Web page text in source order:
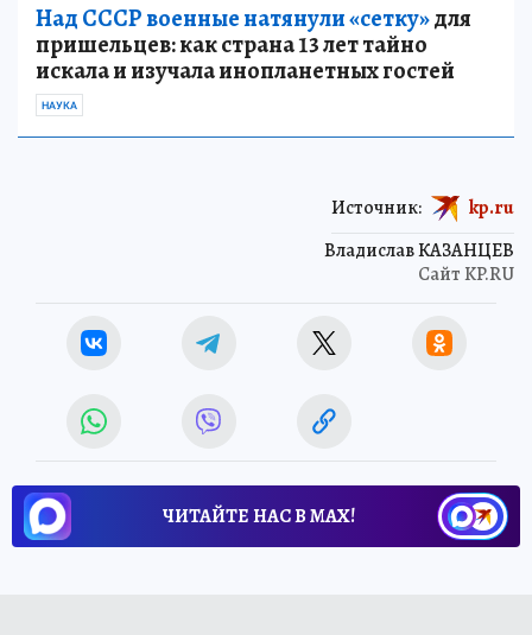
Над СССР военные натянули «сетку»для
пришельцев: как страна 13 лет тайно
искала и изучала инопланетных гостей
НАУКА
Владислав КАЗАНЦЕВ
Сайт KP.RU
Источник: kp.ru
ЧИТАЙТЕ НАС В МАХ!